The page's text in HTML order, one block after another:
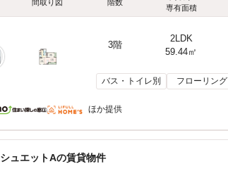
間取り図 階数
専有面積
3階
2LDK
59.44㎡
バス・トイレ別 フローリング
ほか提供
シュエットAの賃貸物件